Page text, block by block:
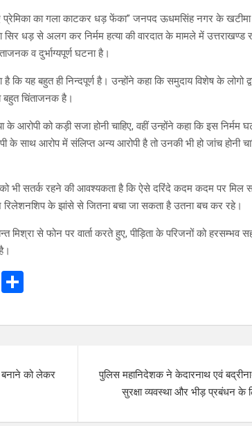
प्रेमिका का गला काटकर धड़ फेंका” जनपद ऊधमसिंह नगर के
सिर धड़ से अलग कर निर्मम हत्या की वारदात के मामले में उत्तराखण्ड
व दुर्भाग्यपूर्ण घटना है।
बहुत ही निन्दपूर्ण है। उन्होंने कहा कि समुदाय विशेष के लोगो
बहुत चिंताजनक है।
आरोपी को कड़ी सजा होनी चाहिए, वहीं उन्होंने कहा कि इस निर्मम
के साथ आरोप में संलिप्त अन्य आरोपी है तो उनकी भी हो जांच होनी
को भी सतर्क रहने की आवश्यकता है कि ऐसे दरिंदे कदम कदम पर
रिलेशनशिप के झांसे से जितना बचा जा सकता है उतना बच कर रहे।
मिश्रा से फोन पर वार्ता करते हुए, पीड़िता के परिजनों को हरसम्भव
ar
बनाने को लेकर
पुलिस महानिदेशक ने केदारनाथ एवं
सुरक्षा व्यवस्था और भीड़ प्रबंधन के